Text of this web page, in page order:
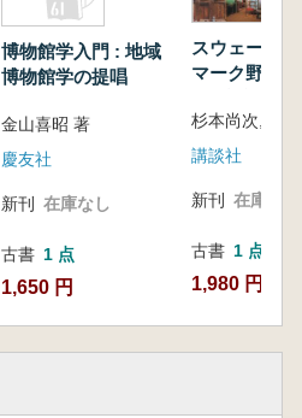
博物館学入門 : 地域
博物館学の提唱
金山喜昭 著
慶友社
新刊 在庫なし
古書 1 点
1,650 円
スウェーデ
マーク野外
の民家
杉本尚次, 岡
講談社
新刊 在庫なし
古書 1 点
1,980 円